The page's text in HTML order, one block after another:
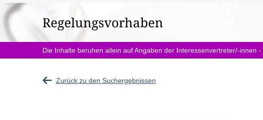
befinden
sich
hier:
Regelungsvorhaben
Die Inhalte beruhen allein auf Angaben der Interessenvertreter/-innen -
Zurück zu den Suchergebnissen